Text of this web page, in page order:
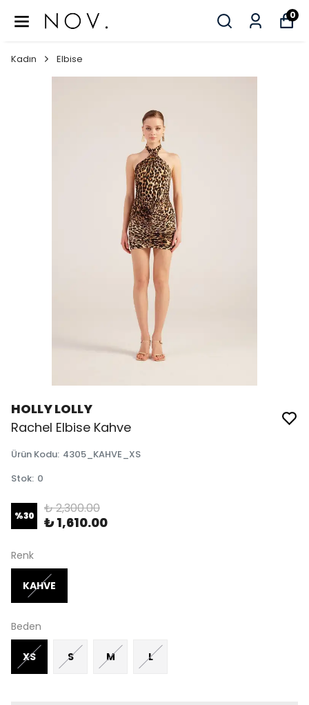
0
Kadın Elbise
HOLLY LOLLY
Rachel Elbise Kahve
Ürün Kodu: 4305_KAHVE_XS
Stok: 0
%30 ₺ 2,300.00
₺ 1,610.00
Renk
KAHVE
Beden
XS S M L